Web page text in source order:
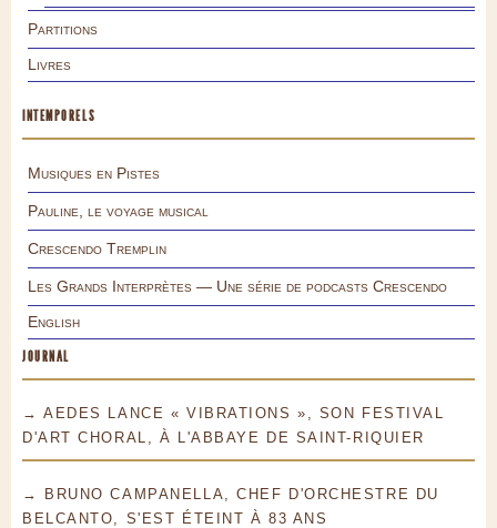
Partitions
Livres
INTEMPORELS
Musiques en Pistes
Pauline, le voyage musical
Crescendo Tremplin
Les Grands Interprètes — Une série de podcasts Crescendo
English
JOURNAL
→ AEDES LANCE « VIBRATIONS », SON FESTIVAL
D'ART CHORAL, À L'ABBAYE DE SAINT-RIQUIER
→ BRUNO CAMPANELLA, CHEF D'ORCHESTRE DU
BELCANTO, S'EST ÉTEINT À 83 ANS